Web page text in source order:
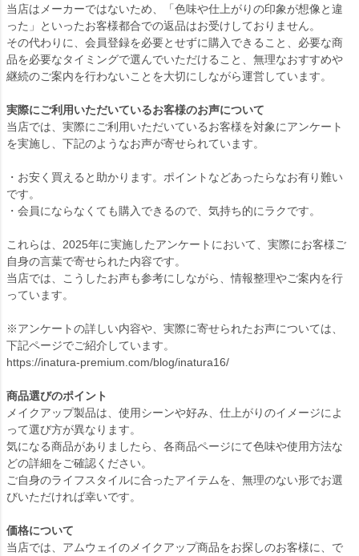
当店はメーカーではないため、「色味や仕上がりの印象が想像と違
った」といったお客様都合での返品はお受けしておりません。
その代わりに、会員登録を必要とせずに購入できること、必要な商
品を必要なタイミングで選んでいただけること、無理なおすすめや
継続のご案内を行わないことを大切にしながら運営しています。
実際にご利用いただいているお客様のお声について
当店では、実際にご利用いただいているお客様を対象にアンケート
を実施し、下記のようなお声が寄せられています。
・お安く買えると助かります。ポイントなどあったらなお有り難い
です。
・会員にならなくても購入できるので、気持ち的にラクです。
これらは、2025年に実施したアンケートにおいて、実際にお客様ご
自身の言葉で寄せられた内容です。
当店では、こうしたお声も参考にしながら、情報整理やご案内を行
っています。
※アンケートの詳しい内容や、実際に寄せられたお声については、
下記ページでご紹介しています。
https://inatura-premium.com/blog/inatura16/
商品選びのポイント
メイクアップ製品は、使用シーンや好み、仕上がりのイメージによ
って選び方が異なります。
気になる商品がありましたら、各商品ページにて色味や使用方法な
どの詳細をご確認ください。
ご自身のライフスタイルに合ったアイテムを、無理のない形でお選
びいただければ幸いです。
価格について
当店では、アムウェイのメイクアップ商品をお探しのお客様に、で